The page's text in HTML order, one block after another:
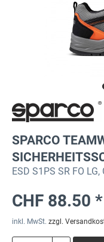
SPARCO
ESD S1PS SR FO
CHF 88.50 *
inkl. MwSt. zzgl.